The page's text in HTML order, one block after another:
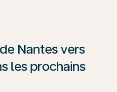
Nantes vers
les prochains